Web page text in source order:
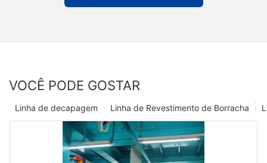
VOCÊ PODE GOSTAR
Linha de Revestimento de Borracha
Linha de decapagem